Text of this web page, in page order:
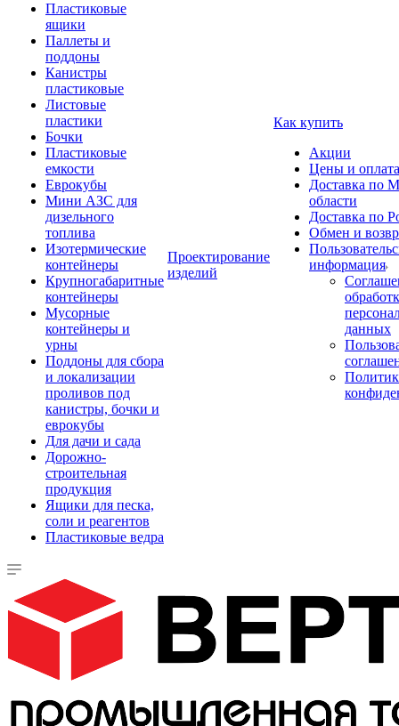
Пластиковые
ящики
Паллеты и
поддоны
Канистры
пластиковые
Листовые
пластики
Бочки
Пластиковые
емкости
Еврокубы
Мини АЗС для
дизельного
топлива
Изотермические
контейнеры
Крупногабаритные
контейнеры
Мусорные
контейнеры и
урны
Поддоны для сбора
и локализации
проливов под
канистры, бочки и
еврокубы
Для дачи и сада
Дорожно-
строительная
продукция
Ящики для песка,
соли и реагентов
Пластиковые ведра
Проектирование
изделий
Как купить
Акции
Цены и оплата
Доставка по
области
Доставка по
Обмен и
информация
данных